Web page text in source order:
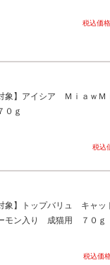
税込価
対象】アイシア Ｍｉａｗ
ｇ
税込
対象】トップバリュ キャ
モン入り 成猫用 ７０ｇ
税込価